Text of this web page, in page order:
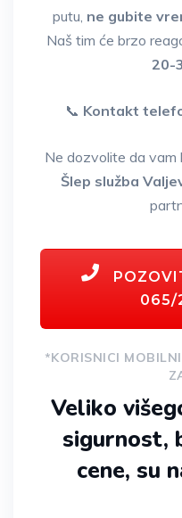
putu, ne gubite
Naš tim će brzo
20-
📞 Kontakt
Ne dozvolite da vam
Šlep služba
065/
*KORISNICI
Veliko
sigurnost,
cene, su